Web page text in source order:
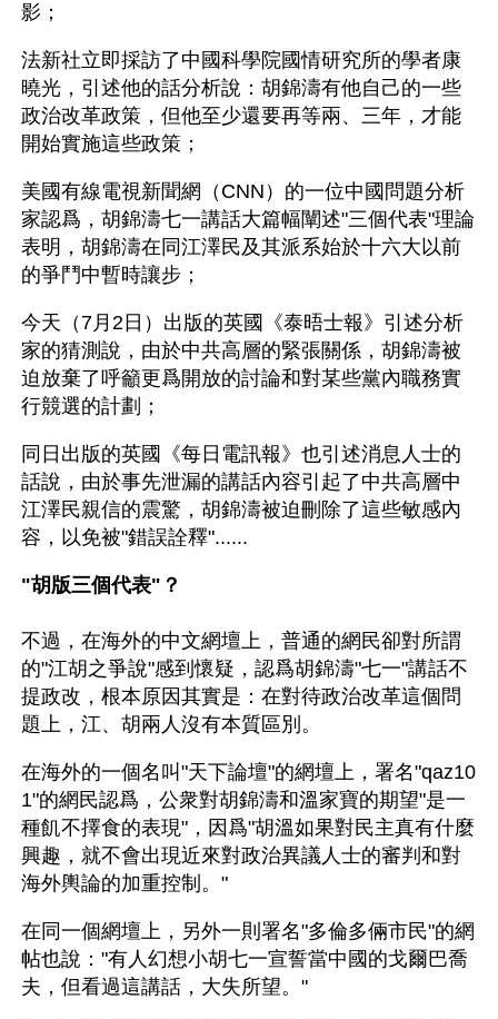
影；
法新社立即採訪了中國科學院國情研究所的學者康
曉光，引述他的話分析說：胡錦濤有他自己的一些
政治改革政策，但他至少還要再等兩、三年，才能
開始實施這些政策；
美國有線電視新聞網（CNN）的一位中國問題分析
家認爲，胡錦濤七一講話大篇幅闡述"三個代表"理論
表明，胡錦濤在同江澤民及其派系始於十六大以前
的爭鬥中暫時讓步；
今天（7月2日）出版的英國《泰晤士報》引述分析
家的猜測說，由於中共高層的緊張關係，胡錦濤被
迫放棄了呼籲更爲開放的討論和對某些黨內職務實
行競選的計劃；
同日出版的英國《每日電訊報》也引述消息人士的
話說，由於事先泄漏的講話內容引起了中共高層中
江澤民親信的震驚，胡錦濤被迫刪除了這些敏感內
容，以免被"錯誤詮釋"......
"胡版三個代表"？
不過，在海外的中文網壇上，普通的網民卻對所謂
的"江胡之爭說"感到懷疑，認爲胡錦濤"七一"講話不
提政改，根本原因其實是：在對待政治改革這個問
題上，江、胡兩人沒有本質區別。
在海外的一個名叫"天下論壇"的網壇上，署名"qaz10
1"的網民認爲，公衆對胡錦濤和溫家寶的期望"是一
種飢不擇食的表現"，因爲"胡溫如果對民主真有什麼
興趣，就不會出現近來對政治異議人士的審判和對
海外輿論的加重控制。"
在同一個網壇上，另外一則署名"多倫多倆市民"的網
帖也說："有人幻想小胡七一宣誓當中國的戈爾巴喬
夫，但看過這講話，大失所望。"